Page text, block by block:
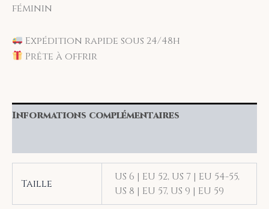
féminin
Expédition rapide sous 24/48h
Prête à offrir
Informations complémentaires
Taille
US 6 | EU 52, US 7 | EU 54-55,
US 8 | EU 57, US 9 | EU 59